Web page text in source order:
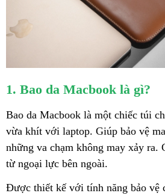
1. Bao da Macbook là gì?
Bao da Macbook là một chiếc túi
vừa khít với laptop. Giúp bảo vệ
những va chạm không may xảy ra.
từ ngoại lực bên ngoài.
Được thiết kế với tính năng bảo vệ